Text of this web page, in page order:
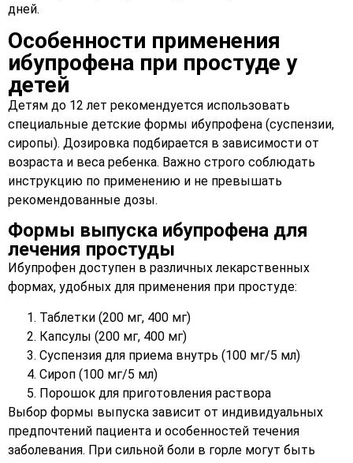
дней.
Особенности применения
ибупрофена при простуде у
детей
Детям до 12 лет рекомендуется использовать
специальные детские формы ибупрофена (суспензии,
сиропы). Дозировка подбирается в зависимости от
возраста и веса ребенка. Важно строго соблюдать
инструкцию по применению и не превышать
рекомендованные дозы.
Формы выпуска ибупрофена для
лечения простуды
Ибупрофен доступен в различных лекарственных
формах, удобных для применения при простуде:
Таблетки (200 мг, 400 мг)
Капсулы (200 мг, 400 мг)
Суспензия для приема внутрь (100 мг/5 мл)
Сироп (100 мг/5 мл)
Порошок для приготовления раствора
Выбор формы выпуска зависит от индивидуальных
предпочтений пациента и особенностей течения
заболевания. При сильной боли в горле могут быть